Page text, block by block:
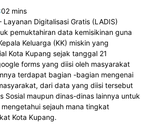
02 mins
Layanan Digitalisasi Gratis (LADIS)
pemuktahiran data kemisikinan guna
Keluarga (KK) miskin yang
Kota Kupang sejak tanggal 21
forms yang diisi oleh masyarakat
terdapat bagian -bagian mengenai
dari data yang diisi tersebut
Sosial maupun dinas-dinas lainnya untuk
sejauh mana tingkat
Kota Kupang.